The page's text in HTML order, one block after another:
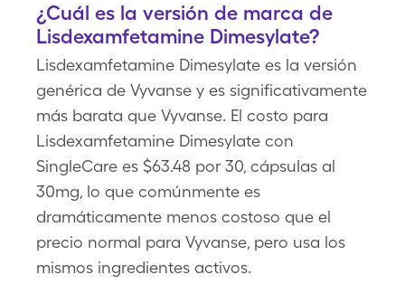
¿Cuál es la versión de marca de
Lisdexamfetamine Dimesylate?
Lisdexamfetamine Dimesylate es la versión
genérica de Vyvanse y es significativamente
más barata que Vyvanse. El costo para
Lisdexamfetamine Dimesylate con
SingleCare es $63.48 por 30, cápsulas al
30mg, lo que comúnmente es
dramáticamente menos costoso que el
precio normal para Vyvanse, pero usa los
mismos ingredientes activos.